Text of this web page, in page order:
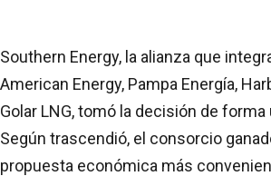
Southern Energy, la alianza que
American Energy, Pampa Energía,
Golar LNG, tomó la decisión de forma
Según trascendió, el consorcio
propuesta económica más